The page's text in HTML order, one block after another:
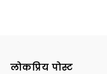
लोकप्रिय पोस्ट